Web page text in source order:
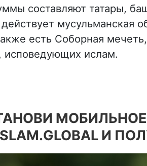
составляют татары,
мусульманская
есть Соборная
исповедующих ислам.
И